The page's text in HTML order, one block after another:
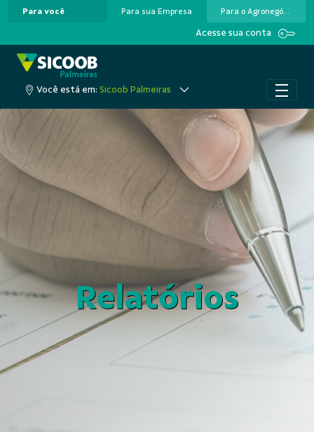
Pular para o Conteúdo principal
Para você Para sua Empresa Para o Agronegócio
Acesse sua conta
Você está em: Sicoob Palmeiras
Relatórios